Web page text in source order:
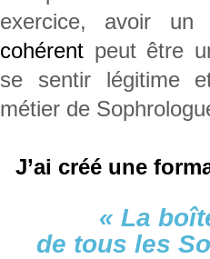
exercice, avoir un
cohérent peut être
se sentir légitime
métier de
J’ai créé une
« La
de tous les